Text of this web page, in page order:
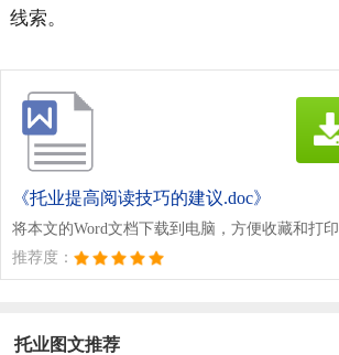
线索。
《托业提高阅读技巧的建议.doc》
将本文的Word文档下载到电脑，方便收藏和打印
推荐度：
托业图文推荐